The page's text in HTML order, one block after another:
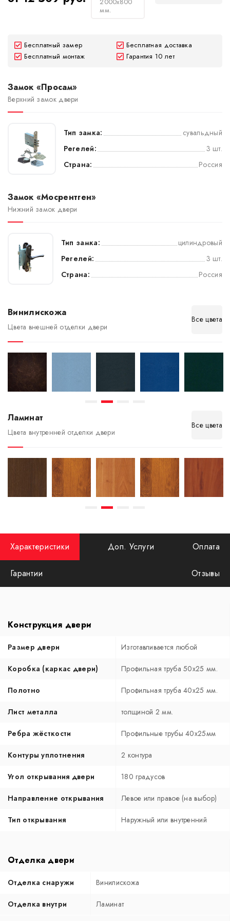
мм.
Бесплатный замер
Бесплатная доставка
Бесплатный монтаж
Гарантия 10 лет
Замок «Просам»
Верхний замок двери
Тип замка:
сувальдный
Регелей:
3 шт.
Страна:
Россия
Замок «Мосрентген»
Нижний замок двери
Тип замка:
цилиндровый
Регелей:
3 шт.
Страна:
Россия
Винилискожа
Цвета внешней отделки двери
Все цвета
Ламинат
Цвета внутренней отделки двери
Все цвета
Характеристики Доп. Услуги Оплата
Гарантии Отзывы
Конструкция двери
Размер двери Изготавливается любой
Коробка (каркас двери) Профильная труба 50х25 мм.
Полотно Профильная труба 40х25 мм.
Лист металла толщиной 2 мм.
Ребра жёсткости Профильные трубы 40х25мм
Контуры уплотнения 2 контура
Угол открывания двери 180 градусов
Направление открывания Левое или правое (на выбор)
Тип открывания Наружный или внутренний
Отделка двери
Отделка снаружи Винилискожа
Отделка внутри Ламинат